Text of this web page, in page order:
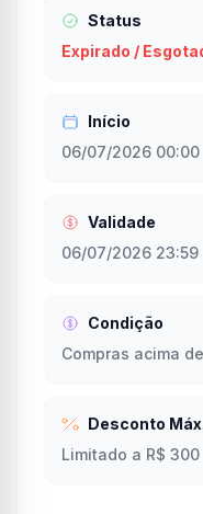
Status
Expirado /
Início
06/07/2026 00:00
Validade
06/07/2026 23:59
Condição
Compras acima
Desconto
Limitado a R$ 300